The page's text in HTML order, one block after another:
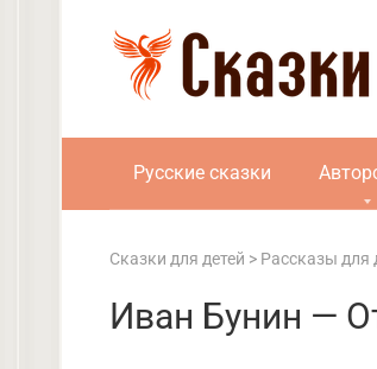
Русские сказки
Сказки для детей > Рассказы для
Иван Бунин —